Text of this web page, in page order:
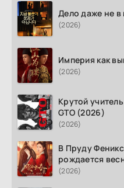
Дело даже не в
(2026)
Империя как
(2026)
Крутой
GTO (2026)
(2026)
В Пруду
рождается
(2026)